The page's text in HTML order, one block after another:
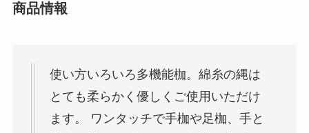
商品情報
使い方いろいろ多機能枷。綿糸の縄は
とても柔らかく優しくご使用いただけ
ます。 ワンタッチで手枷や足枷、手と